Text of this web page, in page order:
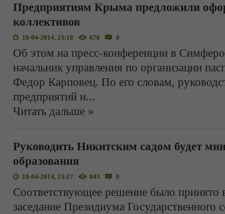
Предприятиям Крыма предложили
коллективов
10-04-2014, 23:18 670 0
Об этом на пресс-конференции в
начальник управления по организации
Федор Карповец. По его словам,
предприятий и...
Читать дальше »
Руководить Никитским садом будет
образования
10-04-2014, 23:17 843 0
Соответствующее решение было принято
заседание Президиума Государственного